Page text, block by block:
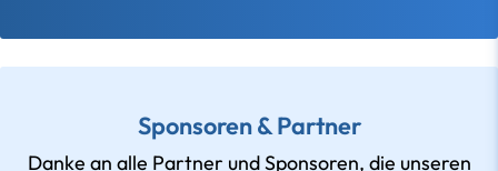
Sponsoren & Partner
Danke an alle Partner und Sponsoren, die unseren